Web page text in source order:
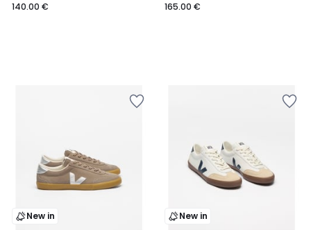
140.00 €
165.00 €
New in New in